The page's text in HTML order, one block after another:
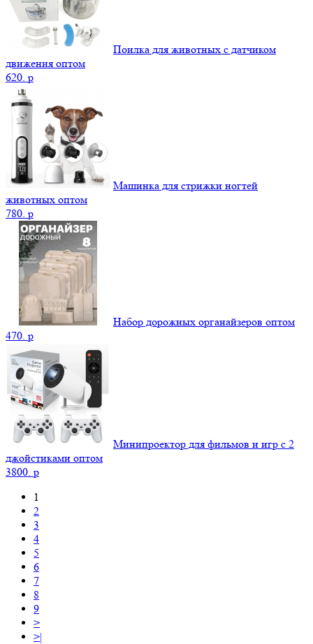
Поилка для животных с датчиком
движения оптом
620. p
Машинка для стрижки ногтей
животных оптом
780. p
Набор дорожных органайзеров оптом
470. p
Минипроектор для фильмов и игр с 2
джойстиками оптом
3800. p
1
2
3
4
5
6
7
8
9
>
>|